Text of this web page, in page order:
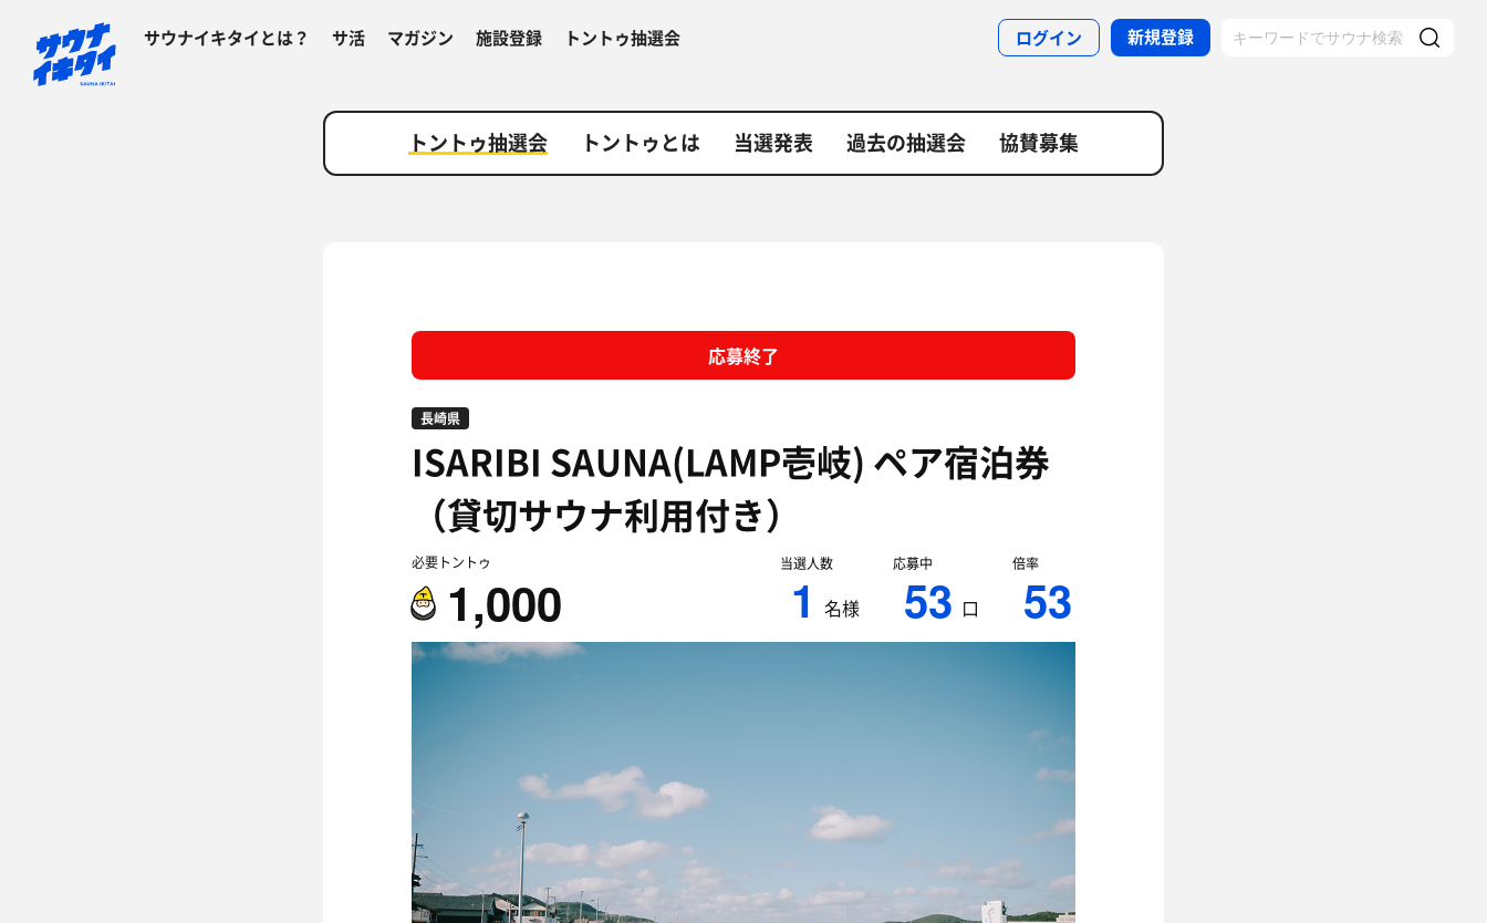
サウナイキタイとは？ サ活 マガジン 施設登録 トントゥ抽選会 ログイン 新規登録
トントゥ抽選会 トントゥとは 当選発表 過去の抽選会 協賛募集
応募終了
長崎県
ISARIBI SAUNA(LAMP壱岐) ペア宿泊券
（貸切サウナ利用付き）
必要トントゥ
1,000
当選人数
1 名様
応募中
53 口
倍率
53